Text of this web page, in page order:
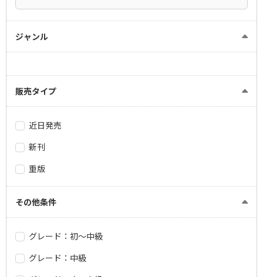
ジャンル
販売タイプ
近日発売
新刊
重版
その他条件
グレード：初～中級
グレード：中級